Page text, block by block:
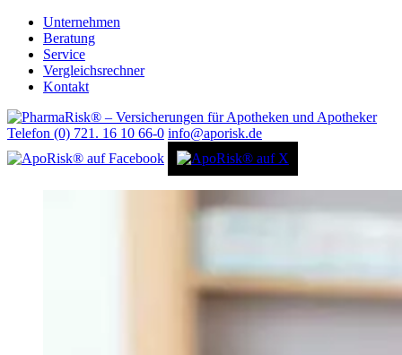
Unternehmen
Beratung
Service
Vergleichsrechner
Kontakt
Telefon (0) 721. 16 10 66-0 info@aporisk.de